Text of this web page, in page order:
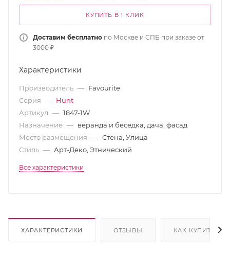
КУПИТЬ В 1 КЛИК
Доставим бесплатно по Москве и СПБ при заказе от
3000 ₽
Характеристики
Производитель — Favourite
Серия — Hunt
Артикул — 1847-1W
Назначение — веранда и беседка, дача, фасад
Место размещения — Стена, Улица
Стиль — Арт-Деко, Этнический
Все характеристики
ХАРАКТЕРИСТИКИ ОТЗЫВЫ КАК КУПИТЬ